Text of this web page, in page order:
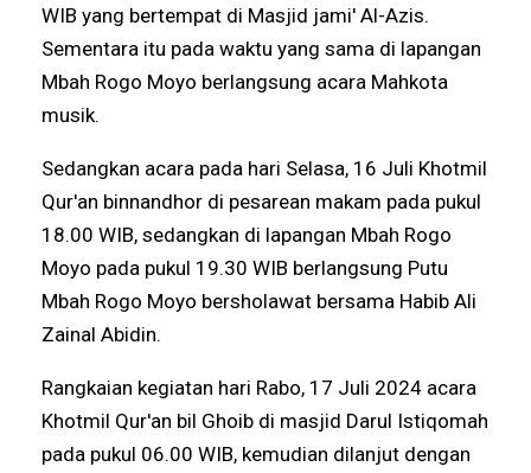
WIB yang bertempat di Masjid jami' Al-Azis.
Sementara itu pada waktu yang sama di lapangan
Mbah Rogo Moyo berlangsung acara Mahkota
musik.
Sedangkan acara pada hari Selasa, 16 Juli Khotmil
Qur'an binnandhor di pesarean makam pada pukul
18.00 WIB, sedangkan di lapangan Mbah Rogo
Moyo pada pukul 19.30 WIB berlangsung Putu
Mbah Rogo Moyo bersholawat bersama Habib Ali
Zainal Abidin.
Rangkaian kegiatan hari Rabo, 17 Juli 2024 acara
Khotmil Qur'an bil Ghoib di masjid Darul Istiqomah
pada pukul 06.00 WIB, kemudian dilanjut dengan